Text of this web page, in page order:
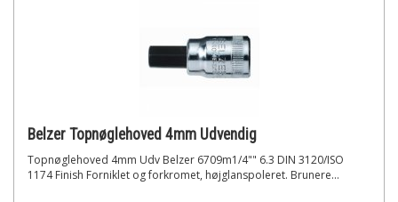
Belzer Topnøglehoved 4mm Udvendig
Topnøglehoved 4mm Udv Belzer 6709m1/4"" 6.3 DIN 3120/ISO
1174 Finish Forniklet og forkromet, højglanspoleret. Brunere...